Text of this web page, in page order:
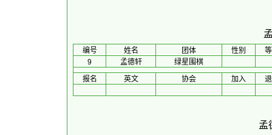
编号 姓名 团体 性别
9
孟德轩
绿星围棋
报名
英文 协会 加入
孟